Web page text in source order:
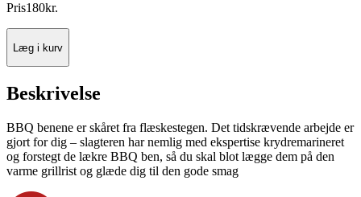
Pris180kr.
Læg i kurv
Beskrivelse
BBQ benene er skåret fra flæskestegen. Det tidskrævende arbejde er
gjort for dig – slagteren har nemlig med ekspertise krydremarineret
og forstegt de lækre BBQ ben, så du skal blot lægge dem på den
varme grillrist og glæde dig til den gode smag